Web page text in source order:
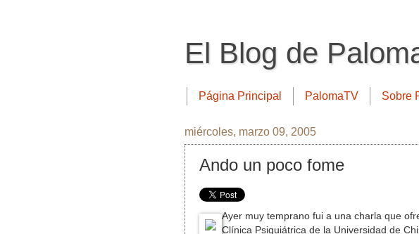
El Blog de
Página Principal PalomaTV Sobre
miércoles, marzo 09, 2005
Ando un poco fome
Ayer muy temprano fui a una charla que
Clínica Psiquiátrica de la Universidad de